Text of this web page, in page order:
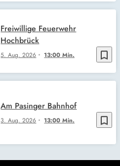
bookmark_border
5. Aug. 2026 13:00 Min.
Freiwillige Feuerwehr
Hochbrück
bookmark_border
3. Aug. 2026 13:00 Min.
Am Pasinger Bahnhof